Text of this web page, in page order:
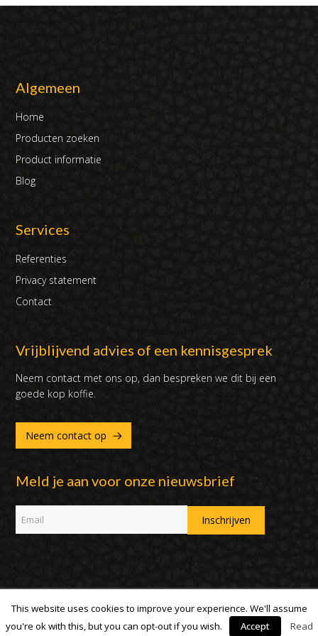
Algemeen
Home
Producten zoeken
Product informatie
Blog
Services
Referenties
Privacy statement
Contact
Vrijblijvend advies of een kennisgesprek
Neem contact met ons op, dan bespreken we dit bij een
goede kop koffie.
Neem contact op
Meld je aan voor onze nieuwsbrief
Copyright 2007 - 2019 | DUX International B.V. | Alle rechten
voorbehouden
This website uses cookies to improve your experience. We'll assume
you're ok with this, but you can opt-out if you wish.
Accept Read